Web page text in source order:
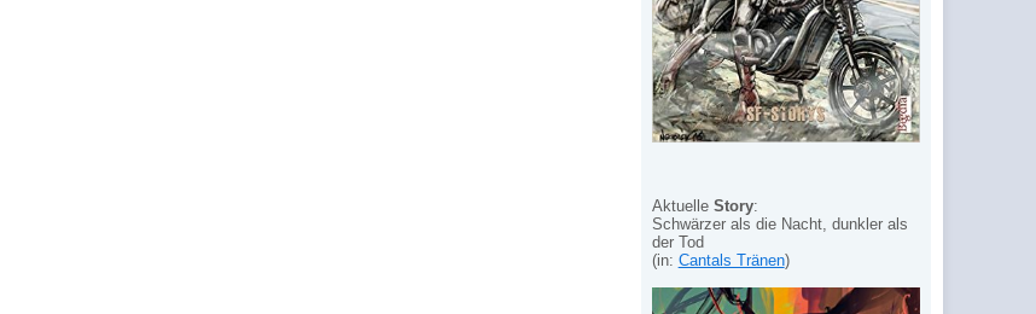
Aktuelle Story:
Schwärzer als die Nacht, dunkler als
der Tod
(in: Cantals Tränen)